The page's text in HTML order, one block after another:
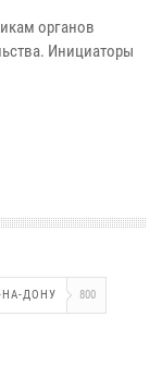
органов
Инициаторы
ДОНУ 800